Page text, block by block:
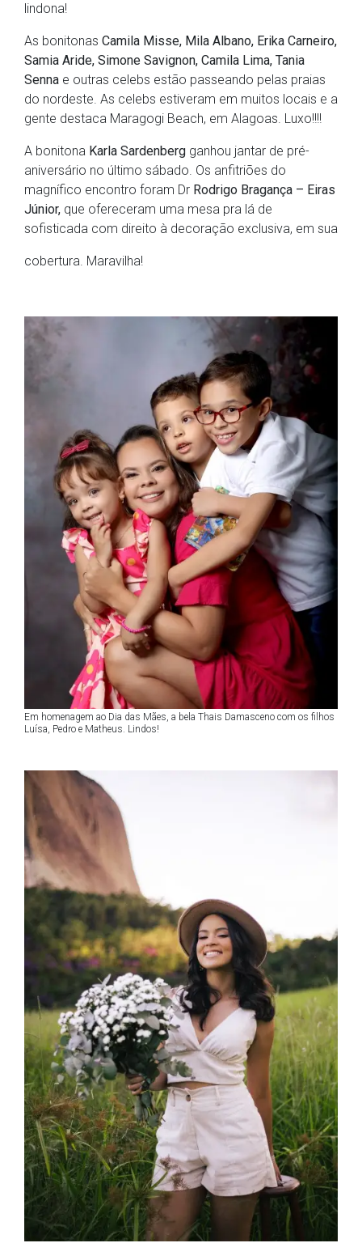
lindona!
As bonitonas Camila Misse, Mila Albano, Erika Carneiro,
Samia Aride, Simone Savignon, Camila Lima, Tania
Senna e outras celebs estão passeando pelas praias
do nordeste. As celebs estiveram em muitos locais e a
gente destaca Maragogi Beach, em Alagoas. Luxo!!!!
A bonitona Karla Sardenberg ganhou jantar de pré-
aniversário no último sábado. Os anfitriões do
magnífico encontro foram Dr Rodrigo Bragança – Eiras
Júnior, que ofereceram uma mesa pra lá de
sofisticada com direito à decoração exclusiva, em sua
cobertura. Maravilha!
Em homenagem ao Dia das Mães, a bela Thais Damasceno com os filhos
Luísa, Pedro e Matheus. Lindos!